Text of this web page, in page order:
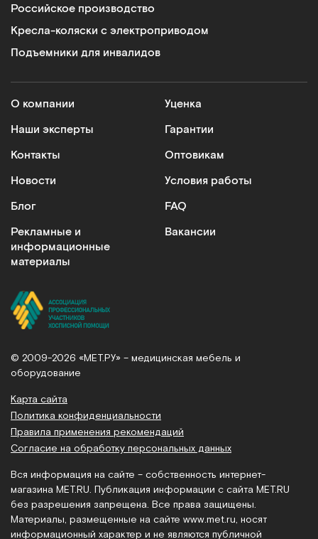
Российское производство
Кресла-коляски с электроприводом
Подъемники для инвалидов
О компании
Наши эксперты
Контакты
Новости
Блог
Рекламные и
информационные
материалы
Уценка
Гарантии
Оптовикам
Условия работы
FAQ
Вакансии
© 2009-2026 «МЕТ.РУ» – медицинская мебель и
оборудование
Карта сайта
Политика конфиденциальности
Правила применения рекомендаций
Согласие на обработку персональных данных
Вся информация на сайте – собственность интернет-
магазина MET.RU. Публикация информации с сайта MET.RU
без разрешения запрещена. Все права защищены.
Материалы, размещенные на сайте www.met.ru , носят
информационный характер и не являются публичной